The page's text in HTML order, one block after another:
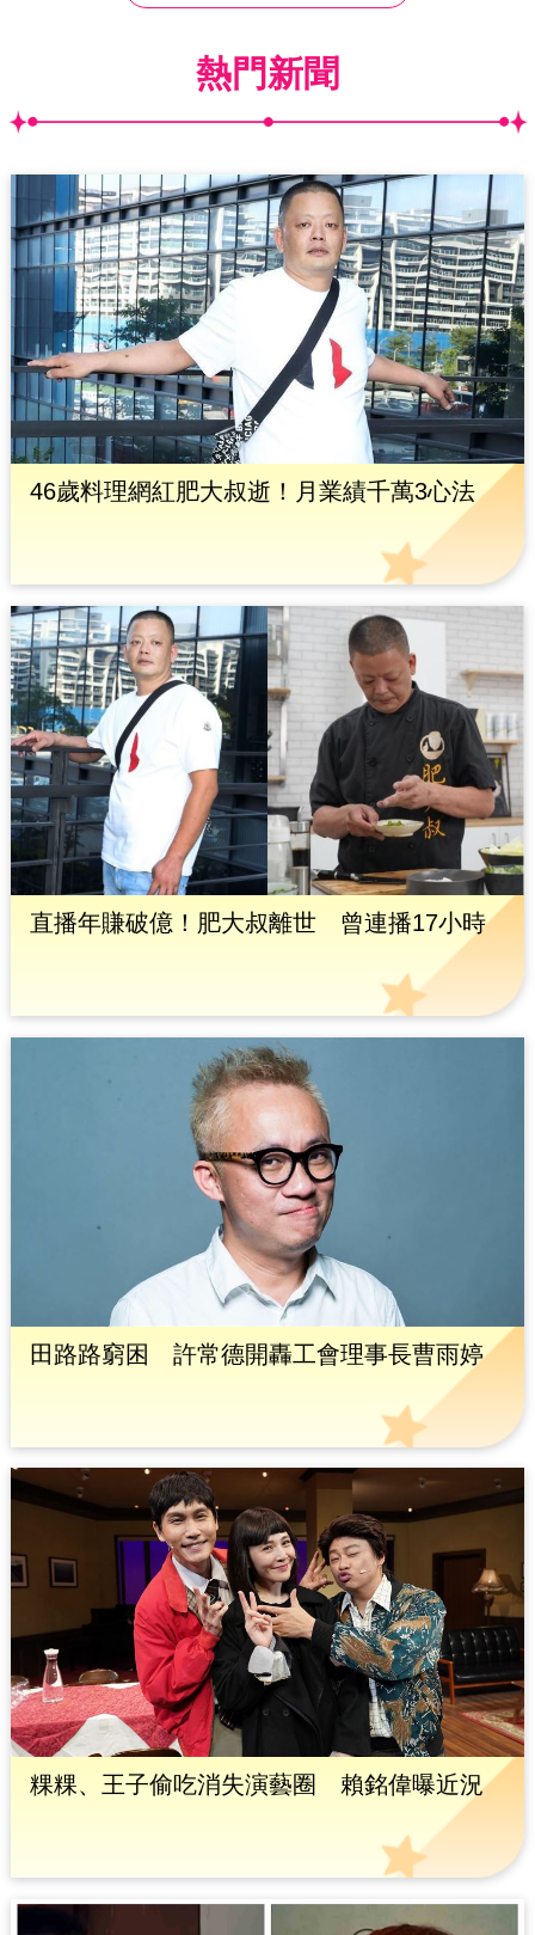
熱門新聞
46歲料理網紅肥大叔逝！月業績千萬3心法
直播年賺破億！肥大叔離世 曾連播17小時
田路路窮困 許常德開轟工會理事長曹雨婷
粿粿、王子偷吃消失演藝圈 賴銘偉曝近況